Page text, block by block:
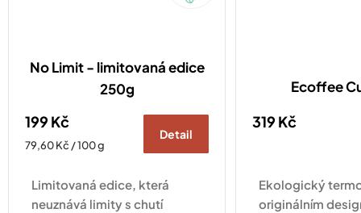
No Limit - limitovaná edice
250g
199 Kč
Měrná
79,60 Kč / 100 g
Detail
Limitovaná edice, která
neuznává limity s chutí
Ecoffee
319 Kč
Ekologický
originálním